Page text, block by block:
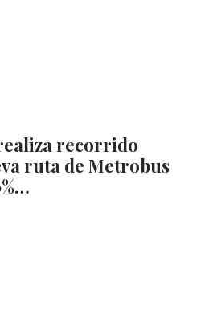
recorrido
ruta de Metrobus